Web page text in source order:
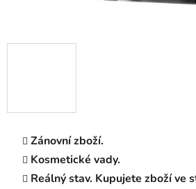
Zánovní zboží.
Kosmetické vady.
Reálný stav. Kupujete zboží ve